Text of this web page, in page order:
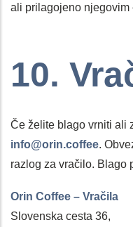
ali prilagojeno njegovim
10.
Če želite blago vrniti ali
info@orin.coffee.
razlog za vračilo. Blago
Orin Coffee – Vračila
Slovenska cesta 36,